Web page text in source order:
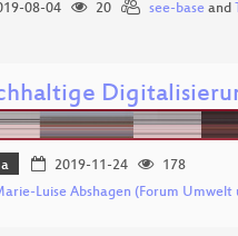
08-04 20 see-base and
2019-11-24
178
Luise Abshagen (Forum Umwelt